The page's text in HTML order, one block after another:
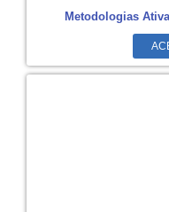
Metodologias